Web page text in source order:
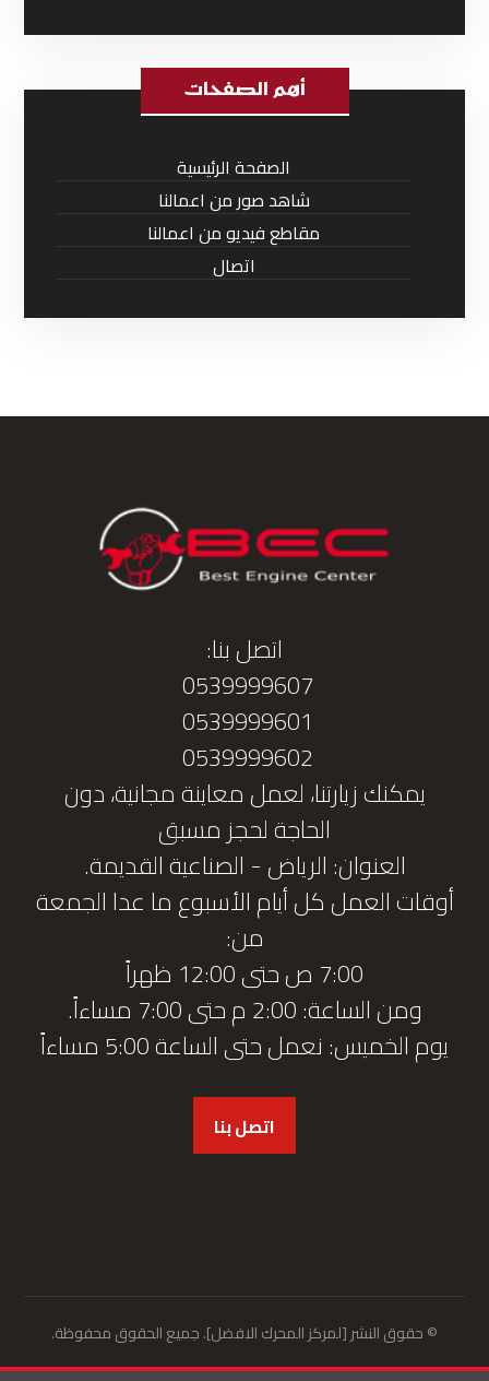
أهم الصفحات
الصفحة الرئيسية
شاهد صور من اعمالنا
مقاطع فيديو من اعمالنا
اتصال
اتصل بنا:
0539999607
0539999601
0539999602
يمكنك زيارتنا، لعمل معاينة مجانية، دون
الحاجة لحجز مسبق
العنوان: الرياض - الصناعية القديمة.
أوقات العمل كل أيام الأسبوع ما عدا الجمعة
من:
7:00 ص حتى 12:00 ظهراً
ومن الساعة: 2:00 م حتى 7:00 مساءاً.
يوم الخميس: نعمل حتى الساعة 5:00 مساءاً
اتصل بنا
© حقوق النشر [لمركز المحرك الافضل]. جميع الحقوق محفوظة.